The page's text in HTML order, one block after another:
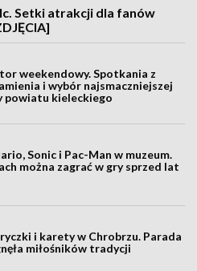
Setki atrakcji dla fanów
weekendowy. Spotkania z
i wybór najsmaczniejszej
powiatu kieleckiego
Sonic i Pac-Man w muzeum.
można zagrać w gry sprzed lat
i karety w Chrobrzu. Parada
miłośników tradycji